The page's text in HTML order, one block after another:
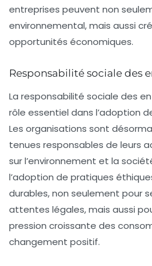
entreprises peuvent non
environnemental, mais aussi
opportunités économiques.
Responsabilité sociale des
La responsabilité sociale des
rôle essentiel dans l’adoption
Les organisations sont
tenues responsables de leurs
sur l’environnement et la
l’adoption de pratiques
durables, non seulement pour
attentes légales, mais aussi
pression croissante des
changement positif.